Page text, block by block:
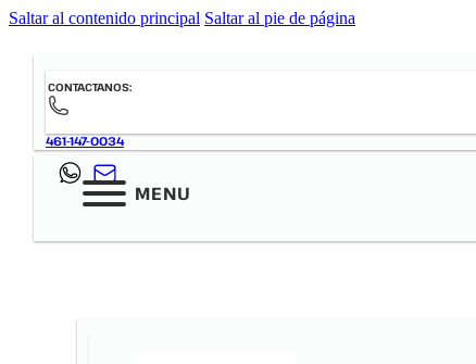
Saltar al contenido principal Saltar al pie de página
CONTACTANOS:
461-147-0034
MENU